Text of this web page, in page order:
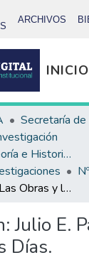
ARCHIVOS
INICIO
Secretaría
Instituto de Teoría e Historia del Arte Julio E. Payró
Julio E. Payró. Las Obras y los Días.
Julio E.
Días.